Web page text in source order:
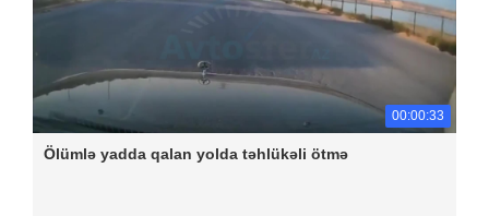
00:00:33
Ölümlə yadda qalan yolda təhlükəli ötmə